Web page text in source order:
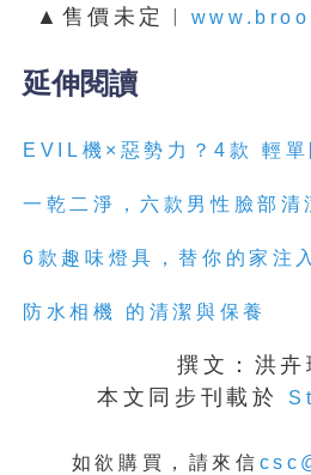
▲售價未定︱
延伸閱讀
EVIL機×惡勢力？4款 輕單
一乾二淨，六款男性臉部清
6款趣味燈具，替你的家注
防水相機 的清潔與保養
撰文：洪卉
本文同步刊載於
如欲購買，請來信